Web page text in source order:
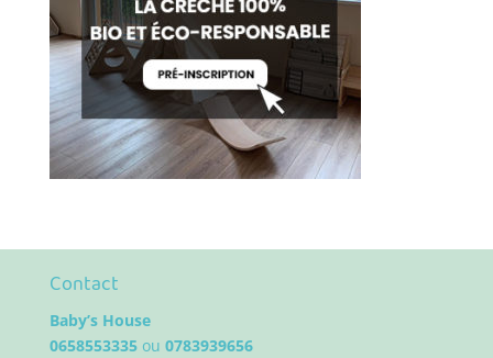
Contact
Baby’s House
0658553335 ou 0783939656